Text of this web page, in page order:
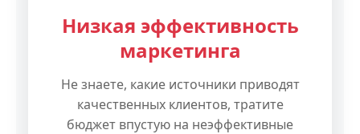
Низкая эффективность
маркетинга
Не знаете, какие источники приводят
качественных клиентов, тратите
бюджет впустую на неэффективные